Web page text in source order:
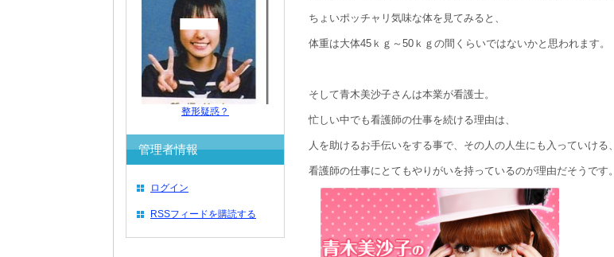
ちょいポッチャリ気味な体を見てみると、
体重は大体45ｋｇ～50ｋｇの間くらいではないかと思われます。
そして青木美沙子さんは本業が看護士。
忙しい中でも看護師の仕事を続ける理由は、
人を助けるお手伝いをする事で、その人の人生にも入っていける、
看護師の仕事にとてもやりがいを持っているのが理由だそうです。
整形疑惑？
管理者情報
ログイン
RSSフィードを購読する